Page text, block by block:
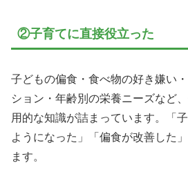
②子育てに直接役立った
子どもの偏食・食べ物の好き嫌い
ション・年齢別の栄養ニーズなど
用的な知識が詰まっています。「
ようになった」「偏食が改善した
ます。